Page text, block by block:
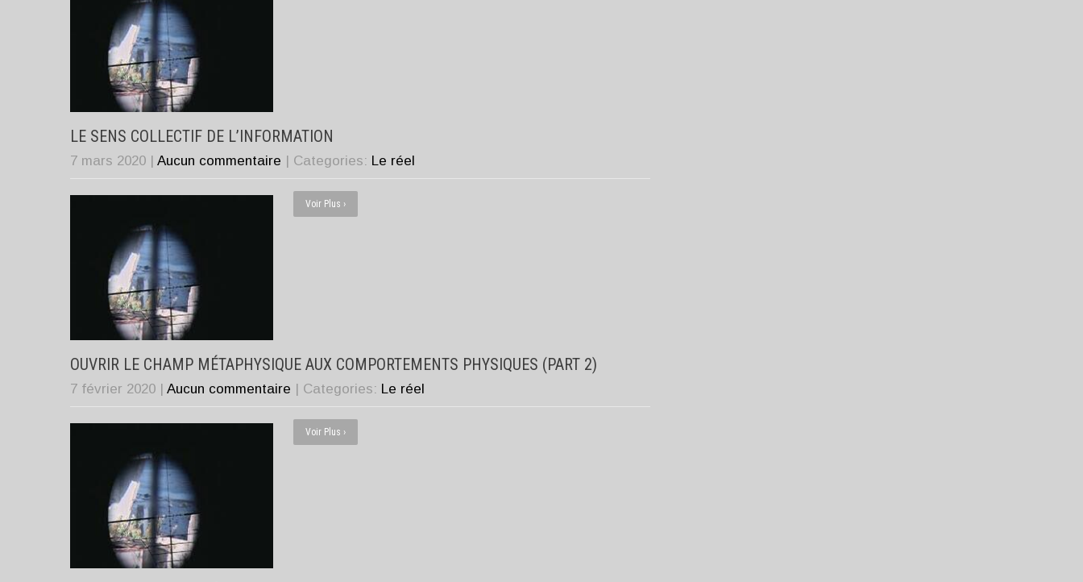
LE SENS COLLECTIF DE L’INFORMATION
7 mars 2020 | Aucun commentaire | Categories: Le réel
Voir Plus ›
OUVRIR LE CHAMP MÉTAPHYSIQUE AUX COMPORTEMENTS PHYSIQUES (PART 2)
7 février 2020 | Aucun commentaire | Categories: Le réel
Voir Plus ›